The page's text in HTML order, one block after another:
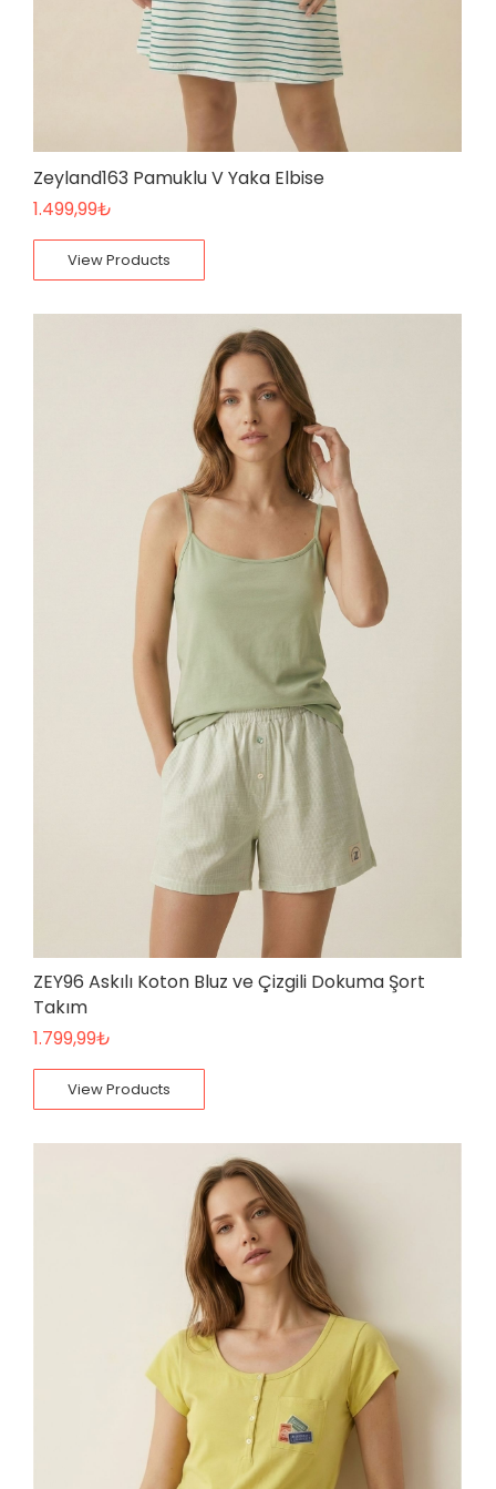
Zeyland163 Pamuklu V Yaka Elbise
1.499,99₺
View Products
ZEY96 Askılı Koton Bluz ve Çizgili Dokuma Şort
Takım
1.799,99₺
View Products